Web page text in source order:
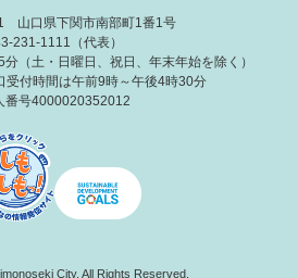
山口県下関市南部町1番1号
231-1111（代表）
（土・日曜日、祝日、年末年始を除く）
付時間は午前9時～午後4時30分
番号4000020352012
City. All Rights Reserved.